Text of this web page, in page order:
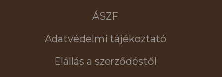
ÁSZF
Adatvédelmi tájékoztató
Elállás a szerződéstől